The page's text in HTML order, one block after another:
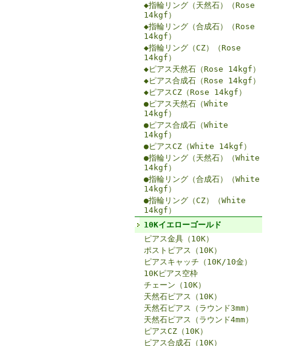
◆指輪リング（天然石）（Rose
14kgf）
◆指輪リング（合成石）（Rose
14kgf）
◆指輪リング（CZ）（Rose
14kgf）
◆ピアス天然石（Rose 14kgf）
◆ピアス合成石（Rose 14kgf）
◆ピアスCZ（Rose 14kgf）
●ピアス天然石（White
14kgf）
●ピアス合成石（White
14kgf）
●ピアスCZ（White 14kgf）
●指輪リング（天然石）（White
14kgf）
●指輪リング（合成石）（White
14kgf）
●指輪リング（CZ）（White
14kgf）
10Kイエローゴールド
ピアス金具（10K）
ポストピアス（10K）
ピアスキャッチ（10K/10金）
10Kピアス空枠
チェーン（10K）
天然石ピアス（10K）
天然石ピアス（ラウンド3mm）
天然石ピアス（ラウンド4mm）
ピアスCZ（10K）
ピアス合成石（10K）